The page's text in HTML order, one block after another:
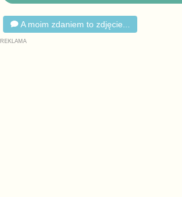
A moim zdaniem to zdjęcie...